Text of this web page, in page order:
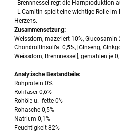
- Brennnessel regt die Harnproduktion
- L-Carnitin spielt eine wichtige Rolle im
Herzens.
Zusammensetzung:
Weissdorn, mazeriert 10%, Glucosamin
Chondroitinsulfat 0,5%, [Ginseng,
Weissdorn, Brennnessel], gemahlen je
Analytische Bestandteile:
Rohprotein 0%
Rohfaser 0,6%
Rohöle u. -fette 0%
Rohasche 0,5%
Natrium 0,1%
Feuchtigkeit 82%